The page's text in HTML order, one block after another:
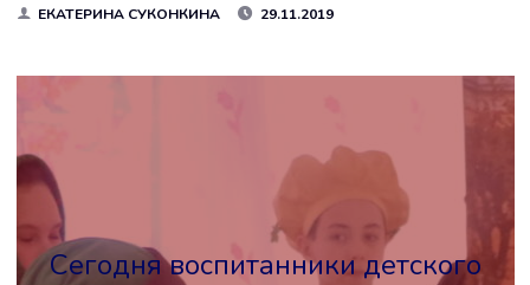
ЕКАТЕРИНА СУКОНКИНА 29.11.2019
Сегодня воспитанники детского